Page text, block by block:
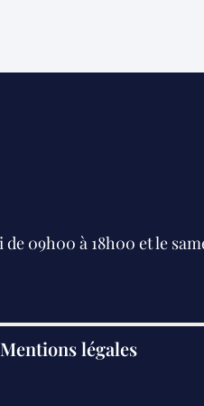
09h00 à 18h00 et le
Mentions légales